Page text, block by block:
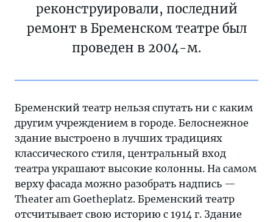
реконструировали, последний
ремонт в Бременском театре был
проведен в 2004-м.
Бременский театр нельзя спутать ни с каким
другим учреждением в городе. Белоснежное
здание выстроено в лучших традициях
классического стиля, центральный вход
театра украшают высокие колонны. На самом
верху фасада можно разобрать надпись —
Theater am Goetheplatz. Бременский театр
отсчитывает свою историю с 1914 г. Здание